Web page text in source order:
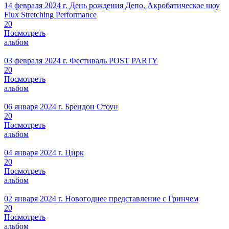
14 февраля 2024 г. День рождения Депо, Акробатическое шоу
Flux Stretching Performance
20
Посмотреть
альбом
03 февраля 2024 г. Фестиваль POST PARTY
20
Посмотреть
альбом
06 января 2024 г. Брендон Стоун
20
Посмотреть
альбом
04 января 2024 г. Цирк
20
Посмотреть
альбом
02 января 2024 г. Новогоднее представление с Гринчем
20
Посмотреть
альбом